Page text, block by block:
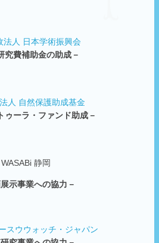
法人 日本学術振興会
究費補助金の助成－
人 自然保護助成基金
ゥーラ・ファンド助成－
WASABi 静岡
展示事業への協力－
スウウォッチ・ジャパン